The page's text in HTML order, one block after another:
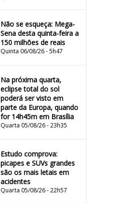
Não se esqueça: Mega-
Sena desta quinta-feira a
150 milhões de reais
Quinta 06/08/26 - 5h47
Na próxima quarta,
eclipse total do sol
poderá ser visto em
parte da Europa, quando
for 14h45m em Brasília
Quarta 05/08/26 - 23h35
Estudo comprova:
picapes e SUVs grandes
são os mais letais em
acidentes
Quarta 05/08/26 - 22h57